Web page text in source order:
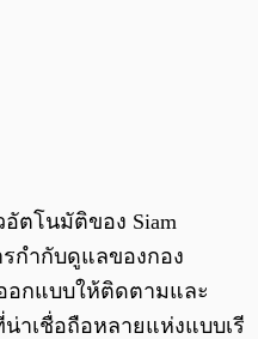
ตโนมัติของ Siam
รกำกับดูแลของกอง
อกแบบให้ติดตามและ
าเชื่อถือหลายแห่งแบบเรี